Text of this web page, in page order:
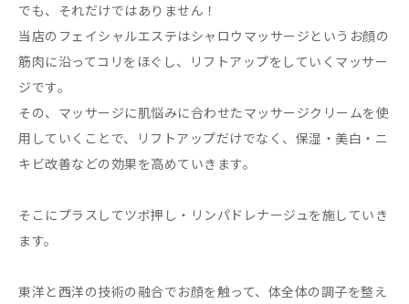
でも、それだけではありません！
当店のフェイシャルエステはシャロウマッサージというお顔の
筋肉に沿ってコリをほぐし、リフトアップをしていくマッサー
ジです。
その、マッサージに肌悩みに合わせたマッサージクリームを使
用していくことで、リフトアップだけでなく、保湿・美白・ニ
キビ改善などの効果を高めていきます。
そこにプラスしてツボ押し・リンパドレナージュを施していき
ます。
東洋と西洋の技術の融合でお顔を触って、体全体の調子を整え